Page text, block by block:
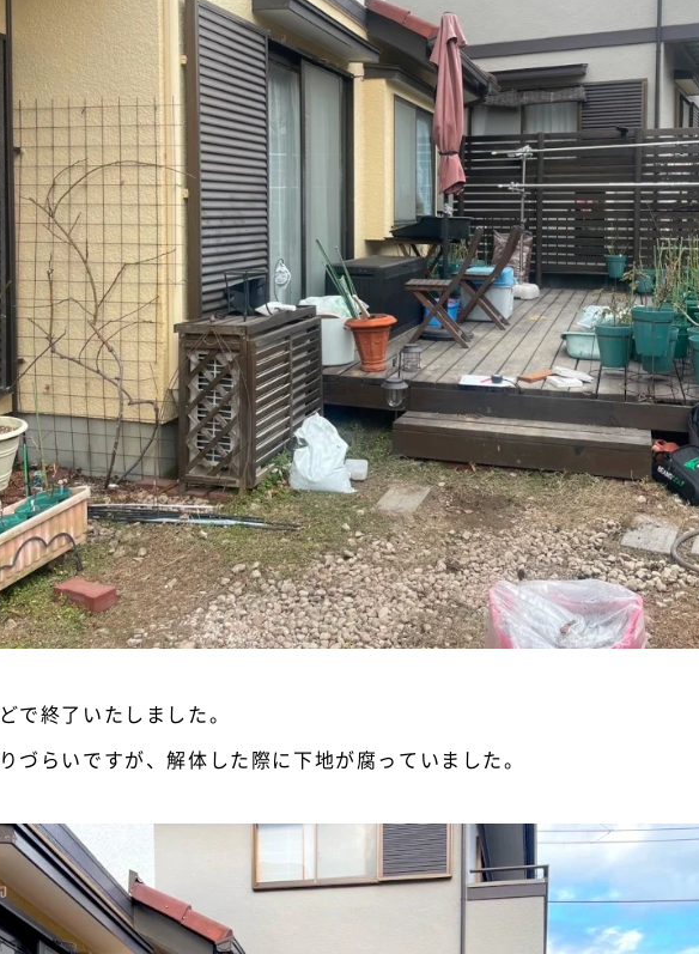
で終了いたしました。
づらいですが、解体した際に下地が腐っていました。